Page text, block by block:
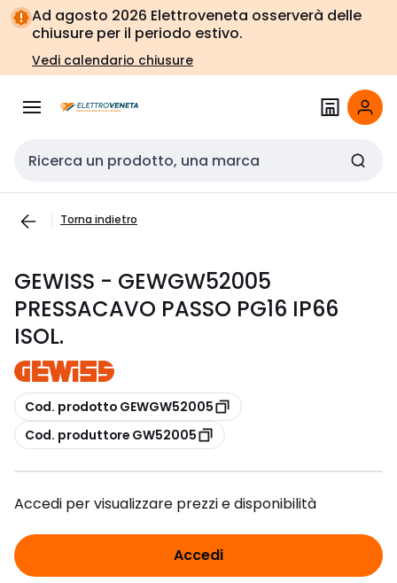
Vai alla
navigazione
Vai
alla
pagina
Ad agosto 2026 Elettroveneta osserverà delle
chiusure per il periodo estivo.
Vedi calendario chiusure
Cerca input
Torna indietro
GEWISS - GEWGW52005
PRESSACAVO PASSO PG16 IP66
ISOL.
copia
Cod. prodotto GEWGW52005
copia
Cod. produttore GW52005
Accedi per visualizzare prezzi e disponibilità
Accedi